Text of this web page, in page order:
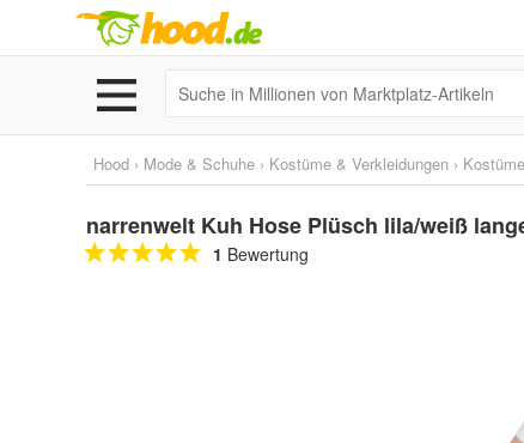
Hood › Mode & Schuhe › Kostüme & Verkleidungen ›
narrenwelt Kuh Hose Plüsch lila/weiß
1 Bewertung